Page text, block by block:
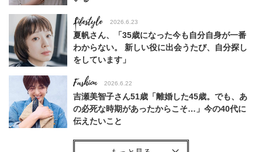
Lifestyle 2026.6.23
夏帆さん、「35歳になった今も自分自身が一番
わからない。 新しい役に出会うたび、自分探し
をしています」
Fashion 2026.6.22
吉瀬美智子さん51歳「離婚した45歳。でも、あ
の必死な時期があったからこそ…」今の40代に
伝えたいこと
Fashion